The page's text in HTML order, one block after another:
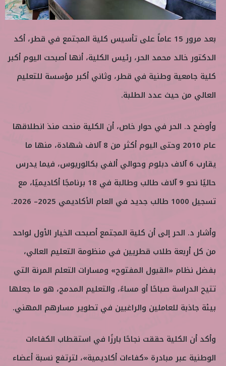
ت
ر
ل
ك
ر
و
ي
بعد مرور 15 عاماً على تأسيس كلية المجتمع في قطر، أكد
الدكتور خالد محمد الحر، رئيس الكلية، أنها أصبحت اليوم أكبر
كلية جامعية وطنية في قطر، وثاني أكبر مؤسسة للتعليم
العالي من حيث عدد الطلبة.
وأوضح د. الحر في حوار خاص، أن الكلية منحت منذ انطلاقها
عام 2010 وحتى اليوم أكثر من 8 آلاف شهادة، منها ما
يقارب 6 آلاف دبلوم وحوالي ألفي بكالوريوس، فيما يدرس
حاليًا نحو 9 آلاف طالب وطالبة في 18 برنامجًا أكاديميًا، مع
تسجيل 1000 طالب جديد في العام الأكاديمي 2025– 2026.
وأشار د. الحر إلى أن كلية المجتمع أصبحت الخيار الأول لواحد
من كل أربعة طلاب قطريين في منظومة التعليم العالي،
بفضل نظام «القبول المفتوح» ومسارات التعلم المرنة التي
تتيح الدراسة صباحًا أو مساءً، والتعليم المدمج، هو ما جعلها
بيئة جاذبة للعاملين والراغبين في تطوير مسارهم المهني.
وأكد أن الكلية حققت نجاحًا بارزًا في استقطاب الكفاءات
الوطنية عبر مبادرة «كفاءات أكاديمية»، لترتفع نسبة أعضاء